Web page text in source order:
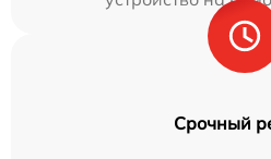
Срочный